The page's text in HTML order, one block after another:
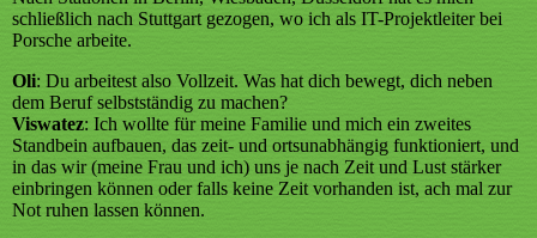
schließlich nach Stuttgart gezogen, wo ich als IT-Projektleiter bei
Porsche arbeite.
Oli: Du arbeitest also Vollzeit. Was hat dich bewegt, dich neben
dem Beruf selbstständig zu machen?
Viswatez: Ich wollte für meine Familie und mich ein zweites
Standbein aufbauen, das zeit- und ortsunabhängig funktioniert, und
in das wir (meine Frau und ich) uns je nach Zeit und Lust stärker
einbringen können oder falls keine Zeit vorhanden ist, ach mal zur
Not ruhen lassen können.